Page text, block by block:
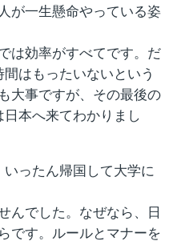
が一生懸命やっている姿
は効率がすべてです。だ
はもったいないという
大事ですが、その最後の
本へ来てわかりまし
ったん帰国して大学に
んでした。なぜなら、日
です。ルールとマナーを